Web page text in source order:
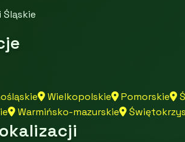
Wielkopolskie Pomorskie
Warmińsko-mazurskie